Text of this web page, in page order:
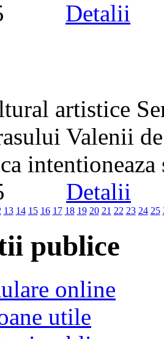
Detalii
artistice
Valenii
Detalii
13 14 15 16 17 18 19 20 21 22 23 24 25
publice
online
utile